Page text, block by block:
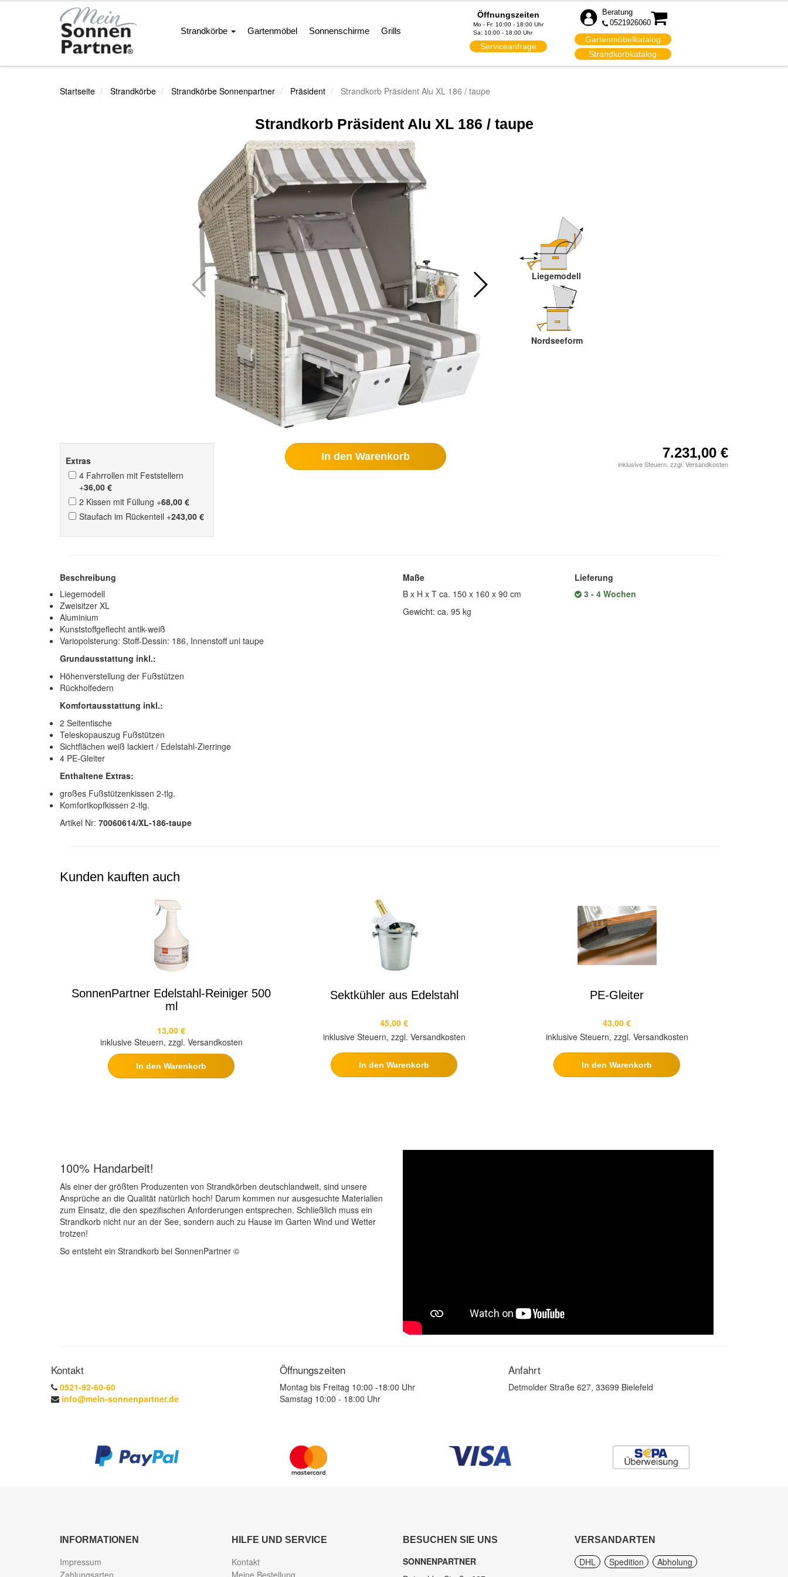
Strandkörbe Gartenmöbel Sonnenschirme Grills
Öffnungszeiten
Mo - Fr: 10:00 - 18:00 Uhr
Sa: 10:00 - 18:00 Uhr
Serviceanfrage
Beratung
0521926060
Gartenmöbelkatalog
Strandkorbkatalog
Startseite Strandkörbe Strandkörbe Sonnenpartner Präsident Strandkorb Präsident Alu XL 186 / taupe
Strandkorb Präsident Alu XL 186 / taupe
Liegemodell
Nordseeform
Extras
4 Fahrrollen mit Feststellern
+36,00 €
2 Kissen mit Füllung +68,00 €
Staufach im Rückenteil +243,00 €
In den Warenkorb 7.231,00 €
inklusive Steuern, zzgl. Versandkosten
Beschreibung
Liegemodell
Zweisitzer XL
Aluminium
Kunststoffgeflecht antik-weiß
Variopolsterung: Stoff-Dessin: 186, Innenstoff uni taupe
Grundausstattung inkl.:
Höhenverstellung der Fußstützen
Rückholfedern
Komfortausstattung inkl.:
2 Seitentische
Teleskopauszug Fußstützen
Sichtflächen weiß lackiert / Edelstahl-Zierringe
4 PE-Gleiter
Enthaltene Extras:
großes Fußstützenkissen 2-tlg.
Komfortkopfkissen 2-tlg.
Artikel Nr: 70060614/XL-186-taupe
Maße
B x H x T ca. 150 x 160 x 90 cm
Gewicht: ca. 95 kg
Lieferung
3 - 4 Wochen
Kunden kauften auch
SonnenPartner Edelstahl-Reiniger 500
ml
13,00 €
inklusive Steuern, zzgl. Versandkosten
In den Warenkorb
Sektkühler aus Edelstahl
45,00 €
inklusive Steuern, zzgl. Versandkosten
In den Warenkorb
PE-Gleiter
43,00 €
inklusive Steuern, zzgl. Versandkosten
In den Warenkorb
100% Handarbeit!
Als einer der größten Produzenten von Strandkörben deutschlandweit, sind unsere
Ansprüche an die Qualität natürlich hoch! Darum kommen nur ausgesuchte Materialien
zum Einsatz, die den spezifischen Anforderungen entsprechen. Schließlich muss ein
Strandkorb nicht nur an der See, sondern auch zu Hause im Garten Wind und Wetter
trotzen!
So entsteht ein Strandkorb bei SonnenPartner ©
Kontakt
0521-92-60-60
info@mein-sonnenpartner.de
Öffnungszeiten
Montag bis Freitag 10:00 -18:00 Uhr
Samstag 10:00 - 18:00 Uhr
Anfahrt
Detmolder Straße 627, 33699 Bielefeld
INFORMATIONEN
Impressum
Zahlungsarten
HILFE UND SERVICE
Kontakt
Meine Bestellung
BESUCHEN SIE UNS
SONNENPARTNER
VERSANDARTEN
DHL Spedition Abholung